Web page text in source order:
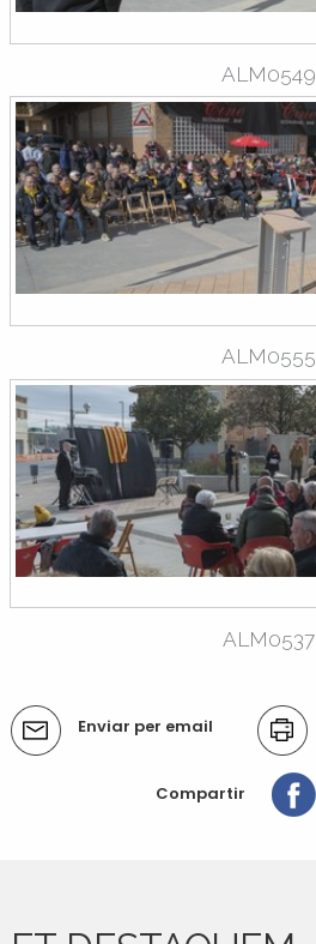
ALM0549
ALM0555
ALM0537
Accions
del
Enviar per email
Compartir